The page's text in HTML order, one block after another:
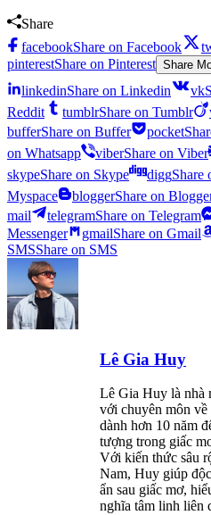
Share
facebookShare on Facebook
pinterestShare on Pinterest Share
linkedinShare on Linkedin vk
Reddit
tumblrShare on Tumblr
bufferShare on Buffer pocket
on Whatsapp
viberShare on Viber
skypeShare on Skype diggShare
Myspace
bloggerShare on
mail
telegramShare on Telegram
Messenger
gmailShare on Gmail
SMSShare on SMS
Lê Gia Huy
Lê Gia Huy là nhà
với chuyên môn về
dành hơn 10 năm
tượng trong giấc
Với kiến thức sâu
Nam, Huy giúp
ẩn sau giấc mơ,
nghĩa tâm linh liên